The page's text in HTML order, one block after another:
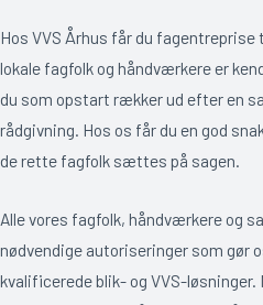
Hos VVS Århus får du
lokale fagfolk og håndværkere er
du som opstart rækker ud efter en
rådgivning. Hos os får du en god
de rette fagfolk sættes på sagen.
Alle vores fagfolk, håndværkere og
nødvendige autoriseringer som gør
kvalificerede blik- og VVS-løsninger.